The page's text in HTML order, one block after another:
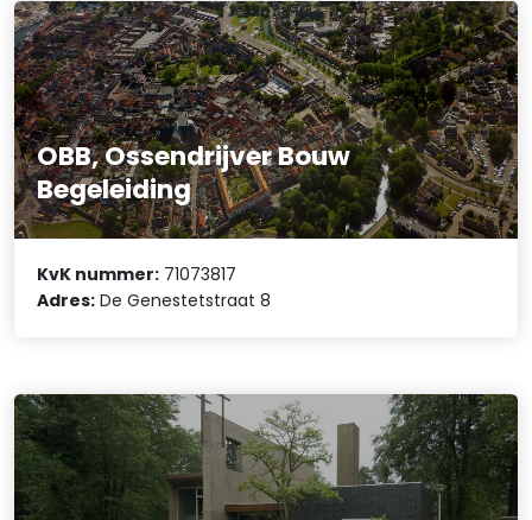
OBB, Ossendrijver Bouw
Begeleiding
KvK nummer: 71073817
Adres: De Genestetstraat 8